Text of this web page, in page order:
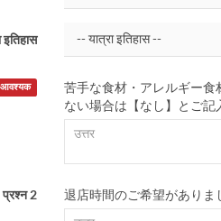
इतिहास
आवश्यक
苦手な食材・アレルギー食
ない場合は【なし】とご記
प्रश्न 2 退店時間のご希望がありま